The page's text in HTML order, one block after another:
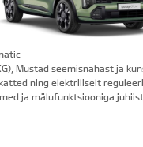
Mustad seemisnahast ja
ning elektriliselt
ja mälufunktsiooniga